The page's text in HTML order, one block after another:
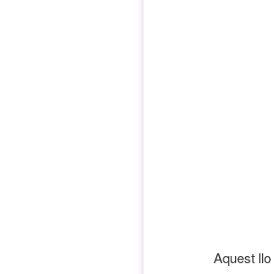
Aquest